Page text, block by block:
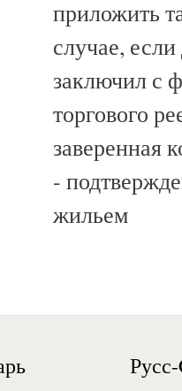
приложить
случае,
заключил с
торгового
заверенная
-
жильем